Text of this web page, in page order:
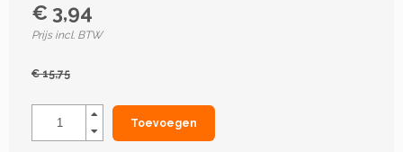
€ 3,94
Prijs incl. BTW
€ 15,75
Toevoegen